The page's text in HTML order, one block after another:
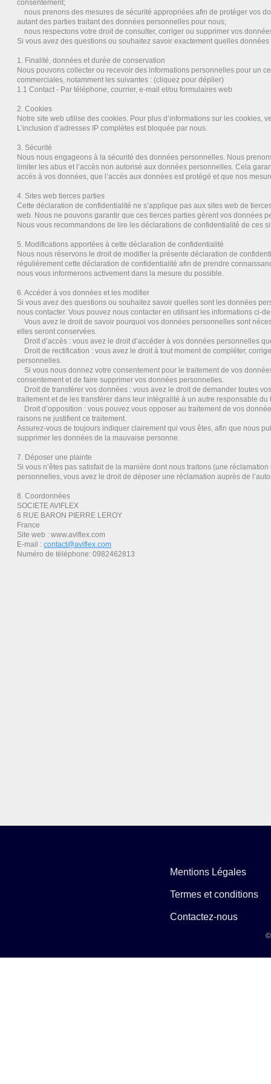
consentement;
nous prenons des mesures de sécurité appropriées afin de protéger vos
autant des parties traitant des données personnelles pour nous;
nous respectons votre droit de consulter, corriger ou supprimer vos
Si vous avez des questions ou souhaitez savoir exactement quelles
1. Finalité, données et durée de conservation
Nous pouvons collecter ou recevoir des informations personnelles pour un
commerciales, notamment les suivantes : (cliquez pour déplier)
1.1 Contact - Par téléphone, courrier, e-mail et/ou formulaires web
2. Cookies
Notre site web utilise des cookies. Pour plus d’informations sur les cookies,
L’inclusion d’adresses IP complètes est bloquée par nous.
3. Sécurité
Nous nous engageons à la sécurité des données personnelles. Nous
limiter les abus et l’accès non autorisé aux données personnelles. Cela
accès à vos données, que l’accès aux données est protégé et que nos
4. Sites web tierces parties
Cette déclaration de confidentialité ne s’applique pas aux sites web de
web. Nous ne pouvons garantir que ces tierces parties gèrent vos données
Nous vous recommandons de lire les déclarations de confidentialité de ces
5. Modifications apportées à cette déclaration de confidentialité
Nous nous réservons le droit de modifier la présente déclaration de
régulièrement cette déclaration de confidentialité afin de prendre
nous vous informerons activement dans la mesure du possible.
6. Accéder à vos données et les modifier
Si vous avez des questions ou souhaitez savoir quelles sont les données
nous contacter. Vous pouvez nous contacter en utilisant les informations ci-
Vous avez le droit de savoir pourquoi vos données personnelles sont
elles seront conservées.
Droit d’accès : vous avez le droit d’accéder à vos données personnelles
Droit de rectification : vous avez le droit à tout moment de compléter,
personnelles.
Si vous nous donnez votre consentement pour le traitement de vos
consentement et de faire supprimer vos données personnelles.
Droit de transférer vos données : vous avez le droit de demander toutes
traitement et de les transférer dans leur intégralité à un autre responsable du
Droit d’opposition : vous pouvez vous opposer au traitement de vos
raisons ne justifient ce traitement.
Assurez-vous de toujours indiquer clairement qui vous êtes, afin que nous
supprimer les données de la mauvaise personne.
7. Déposer une plainte
Si vous n’êtes pas satisfait de la manière dont nous traitons (une
personnelles, vous avez le droit de déposer une réclamation auprès de
8. Coordonnées
SOCIETE AVIFLEX
6 RUE BARON PIERRE LEROY
France
Site web : www.aviflex.com
E-mail : contact@aviflex.com
Numéro de téléphone: 0982462813
Mentions Légales
Termes et conditions
Contactez-nous
©